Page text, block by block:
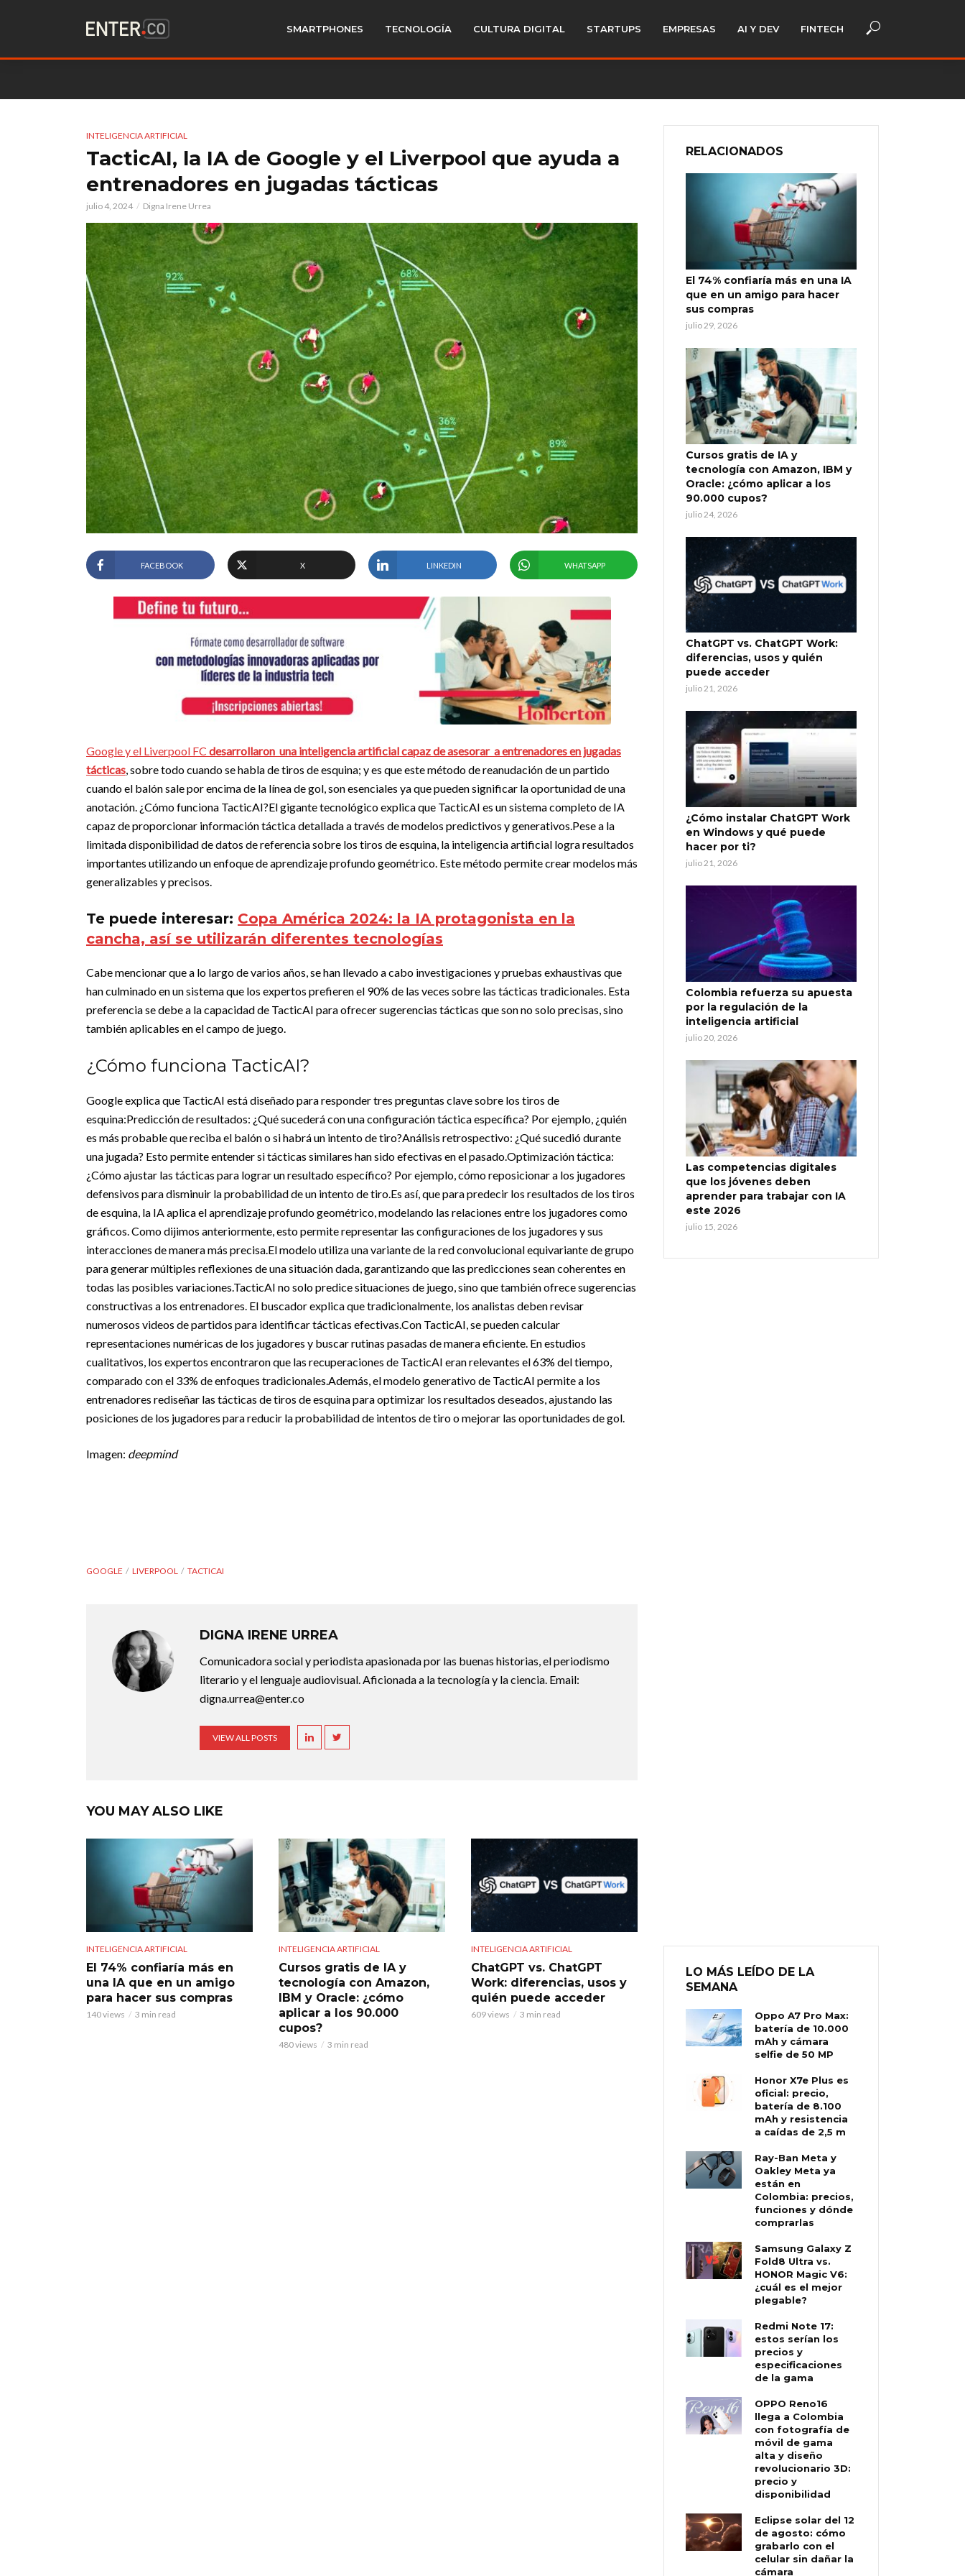
SMARTPHONES TECNOLOGÍA CULTURA DIGITAL STARTUPS EMPRESAS AI Y DEV FINTECH
INTELIGENCIA ARTIFICIAL
TacticAI, la IA de Google y el Liverpool que ayuda a
entrenadores en jugadas tácticas
julio 4, 2024 Digna Irene Urrea
FACEBOOK X LINKEDIN WHATSAPP
Google y el Liverpool FC desarrollaron una inteligencia artificial capaz de asesorar a entrenadores en jugadas
tácticas , sobre todo cuando se habla de tiros de esquina; y es que este método de reanudación de un partido
cuandoel balón sale por encima de la línea de gol, son esenciales ya que pueden significar la oportunidad de una
anotación. ¿Cómo funciona TacticAI?El gigante tecnológico explica que TacticAI es un sistema completo de IA
capaz de proporcionar información táctica detallada a través de modelos predictivos y generativos. Pese a la
limitada disponibilidad de datos de referencia sobre los tiros de esquina, la inteligencia artificial logra resultados
importantes utilizando un enfoque de aprendizaje profundo geométrico. Este método permite crear modelos más
generalizables y precisos.
Te puede interesar: Copa América 2024: la IA protagonista en la
cancha, así se utilizarán diferentes tecnologías
Cabe mencionar que a lo largo de varios años, se han llevado a cabo investigaciones y pruebas exhaustivas que
han culminado en un sistema que los expertos prefieren el 90% de las veces sobre las tácticas tradicionales. Esta
preferencia se debe a la capacidad de TacticAI para ofrecer sugerencias tácticas que son no solo precisas, sino
también aplicables en el campo de juego.
¿Cómo funciona TacticAI?
Google explica que TacticAI está diseñado para responder tres preguntas clave sobre los tiros de
esquina:Predicción de resultados: ¿Qué sucederá con una configuración táctica específica? Por ejemplo, ¿quién
es más probable que reciba el balón o si habrá un intento de tiro?Análisis retrospectivo: ¿Qué sucedió durante
una jugada? Esto permite entender si tácticas similares han sido efectivas en el pasado.Optimización táctica:
¿Cómo ajustar las tácticas para lograr un resultado específico? Por ejemplo, cómo reposicionar a los jugadores
defensivos para disminuir la probabilidad de un intento de tiro. Es así, que para predecir los resultados de los tiros
de esquina, la IA aplica el aprendizaje profundo geométrico, modelando las relaciones entre los jugadores como
gráficos. Como dijimos anteriormente, esto permite representar las configuraciones de los jugadores y sus
interacciones de manera más precisa. El modelo utiliza una variante de la red convolucional equivariante de grupo
para generar múltiples reflexiones de una situación dada, garantizando que las predicciones sean coherentes en
todas las posibles variaciones. TacticAI no solo predice situaciones de juego, sino que también ofrece sugerencias
constructivas a los entrenadores. El buscador explica que tradicionalmente, los analistas deben revisar
numerosos videos de partidos para identificar tácticas efectivas. Con TacticAI, se pueden calcular
representaciones numéricas de los jugadores y buscar rutinas pasadas de manera eficiente. En estudios
cualitativos, los expertos encontraron que las recuperaciones de TacticAI eran relevantes el 63% del tiempo,
comparado con el 33% de enfoques tradicionales. Además, el modelo generativo de TacticAI permite a los
entrenadores rediseñar las tácticas de tiros de esquina para optimizar los resultados deseados, ajustando las
posiciones de los jugadores para reducir la probabilidad de intentos de tiro o mejorar las oportunidades de gol.
Imagen: deepmind
GOOGLE LIVERPOOL TACTICAI
DIGNA IRENE URREA
Comunicadora social y periodista apasionada por las buenas historias, el periodismo
literario y el lenguaje audiovisual. Aficionada a la tecnología y la ciencia. Email:
digna.urrea@enter.co
VIEW ALL POSTS
YOU MAY ALSO LIKE
INTELIGENCIA ARTIFICIAL
El 74% confiaría más en
una IA que en un amigo
para hacer sus compras
140 views 3 min read
INTELIGENCIA ARTIFICIAL
Cursos gratis de IA y
tecnología con Amazon,
IBM y Oracle: ¿cómo
aplicar a los 90.000
cupos?
480 views 3 min read
INTELIGENCIA ARTIFICIAL
ChatGPT vs. ChatGPT
Work: diferencias, usos y
quién puede acceder
609 views 3 min read
RELACIONADOS
El 74% confiaría más en una IA
que en un amigo para hacer
sus compras
julio 29, 2026
Cursos gratis de IA y
tecnología con Amazon, IBM y
Oracle: ¿cómo aplicar a los
90.000 cupos?
julio 24, 2026
ChatGPT vs. ChatGPT Work:
diferencias, usos y quién
puede acceder
julio 21, 2026
¿Cómo instalar ChatGPT Work
en Windows y qué puede
hacer por ti?
julio 21, 2026
Colombia refuerza su apuesta
por la regulación de la
inteligencia artificial
julio 20, 2026
Las competencias digitales
que los jóvenes deben
aprender para trabajar con IA
este 2026
julio 15, 2026
LO MÁS LEÍDO DE LA
SEMANA
Oppo A7 Pro Max:
batería de 10.000
mAh y cámara
selfie de 50 MP
Honor X7e Plus es
oficial: precio,
batería de 8.100
mAh y resistencia
a caídas de 2,5 m
Ray-Ban Meta y
Oakley Meta ya
están en
Colombia: precios,
funciones y dónde
comprarlas
Samsung Galaxy Z
Fold8 Ultra vs.
HONOR Magic V6:
¿cuál es el mejor
plegable?
Redmi Note 17:
estos serían los
precios y
especificaciones
de la gama
OPPO Reno16
llega a Colombia
con fotografía de
móvil de gama
alta y diseño
revolucionario 3D:
precio y
disponibilidad
Eclipse solar del 12
de agosto: cómo
grabarlo con el
celular sin dañar la
cámara